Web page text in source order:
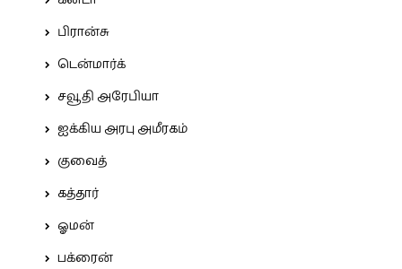
பிரான்சு
டென்மார்க்
சவூதி அரேபியா
ஐக்கிய அரபு அமீரகம்
குவைத்
கத்தார்
ஓமன்
பக்ரைன்